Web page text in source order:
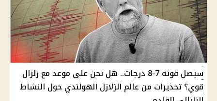
سيصل قوته 7-8 درجات.. هل نحن على موعد مع زلزال
قوي؟ تحذيرات من عالم الزلازل الهولندي حول النشاط